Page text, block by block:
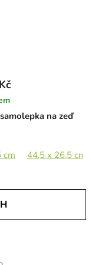
cm 68,5 x 65 cm
na zeď
cm 44,5 x 26,5 cm